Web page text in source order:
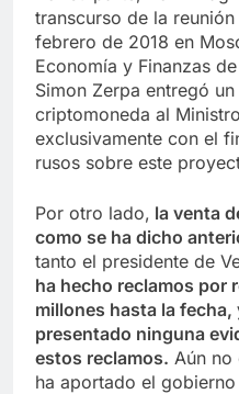
transcurso de la
febrero de 2018 en
Economía y Finanzas
Simon Zerpa entregó
criptomoneda al
exclusivamente con el
rusos sobre este
Por otro lado, la venta
como se ha dicho
tanto el presidente de
ha hecho reclamos por
millones hasta la fecha,
presentado ninguna
estos reclamos. Aún no
ha aportado el